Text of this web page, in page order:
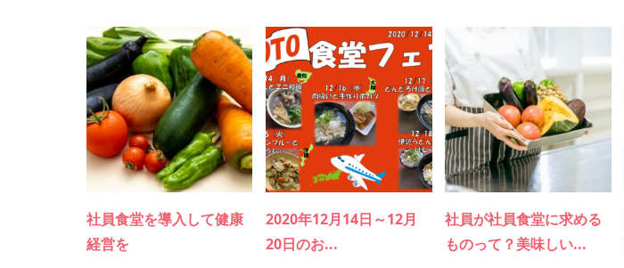
社員食堂を導入して健康
経営を
2020年12月14日～12月
20日のお...
社員が社員食堂に求める
ものって？美味しい...